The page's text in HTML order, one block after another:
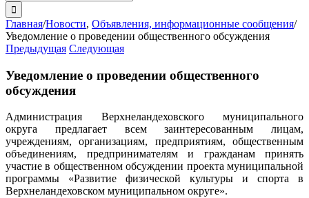
поиска:
Главная/Новости, Объявления, информационные сообщения/
Уведомление о проведении общественного обсуждения
Предыдущая Следующая
Уведомление о проведении общественного
обсуждения
Администрация Верхнеландеховского муниципального
округа предлагает всем заинтересованным лицам,
учреждениям, организациям, предприятиям, общественным
объединениям, предпринимателям и гражданам принять
участие в общественном обсуждении проекта муниципальной
программы «Развитие физической культуры и спорта в
Верхнеландеховском муниципальном округе».